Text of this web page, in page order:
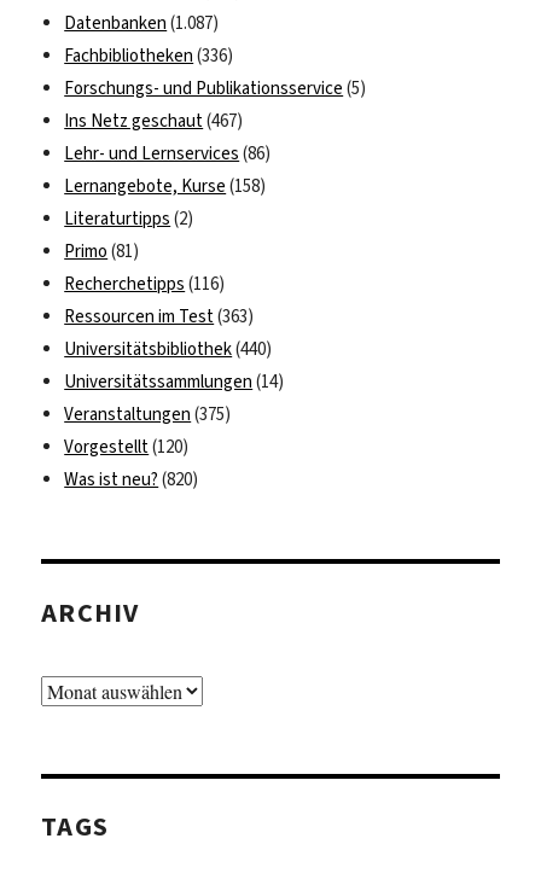
Datenbanken (1.087)
Fachbibliotheken (336)
Forschungs- und Publikationsservice (5)
Ins Netz geschaut(467)
Lehr- und Lernservices (86)
Lernangebote, Kurse (158)
Literaturtipps (2)
Primo (81)
Recherchetipps (116)
Ressourcen im Test(363)
Universitätsbibliothek(440)
Universitätssammlungen (14)
Veranstaltungen (375)
Vorgestellt(120)
Was ist neu? (820)
ARCHIV
Archiv
TAGS